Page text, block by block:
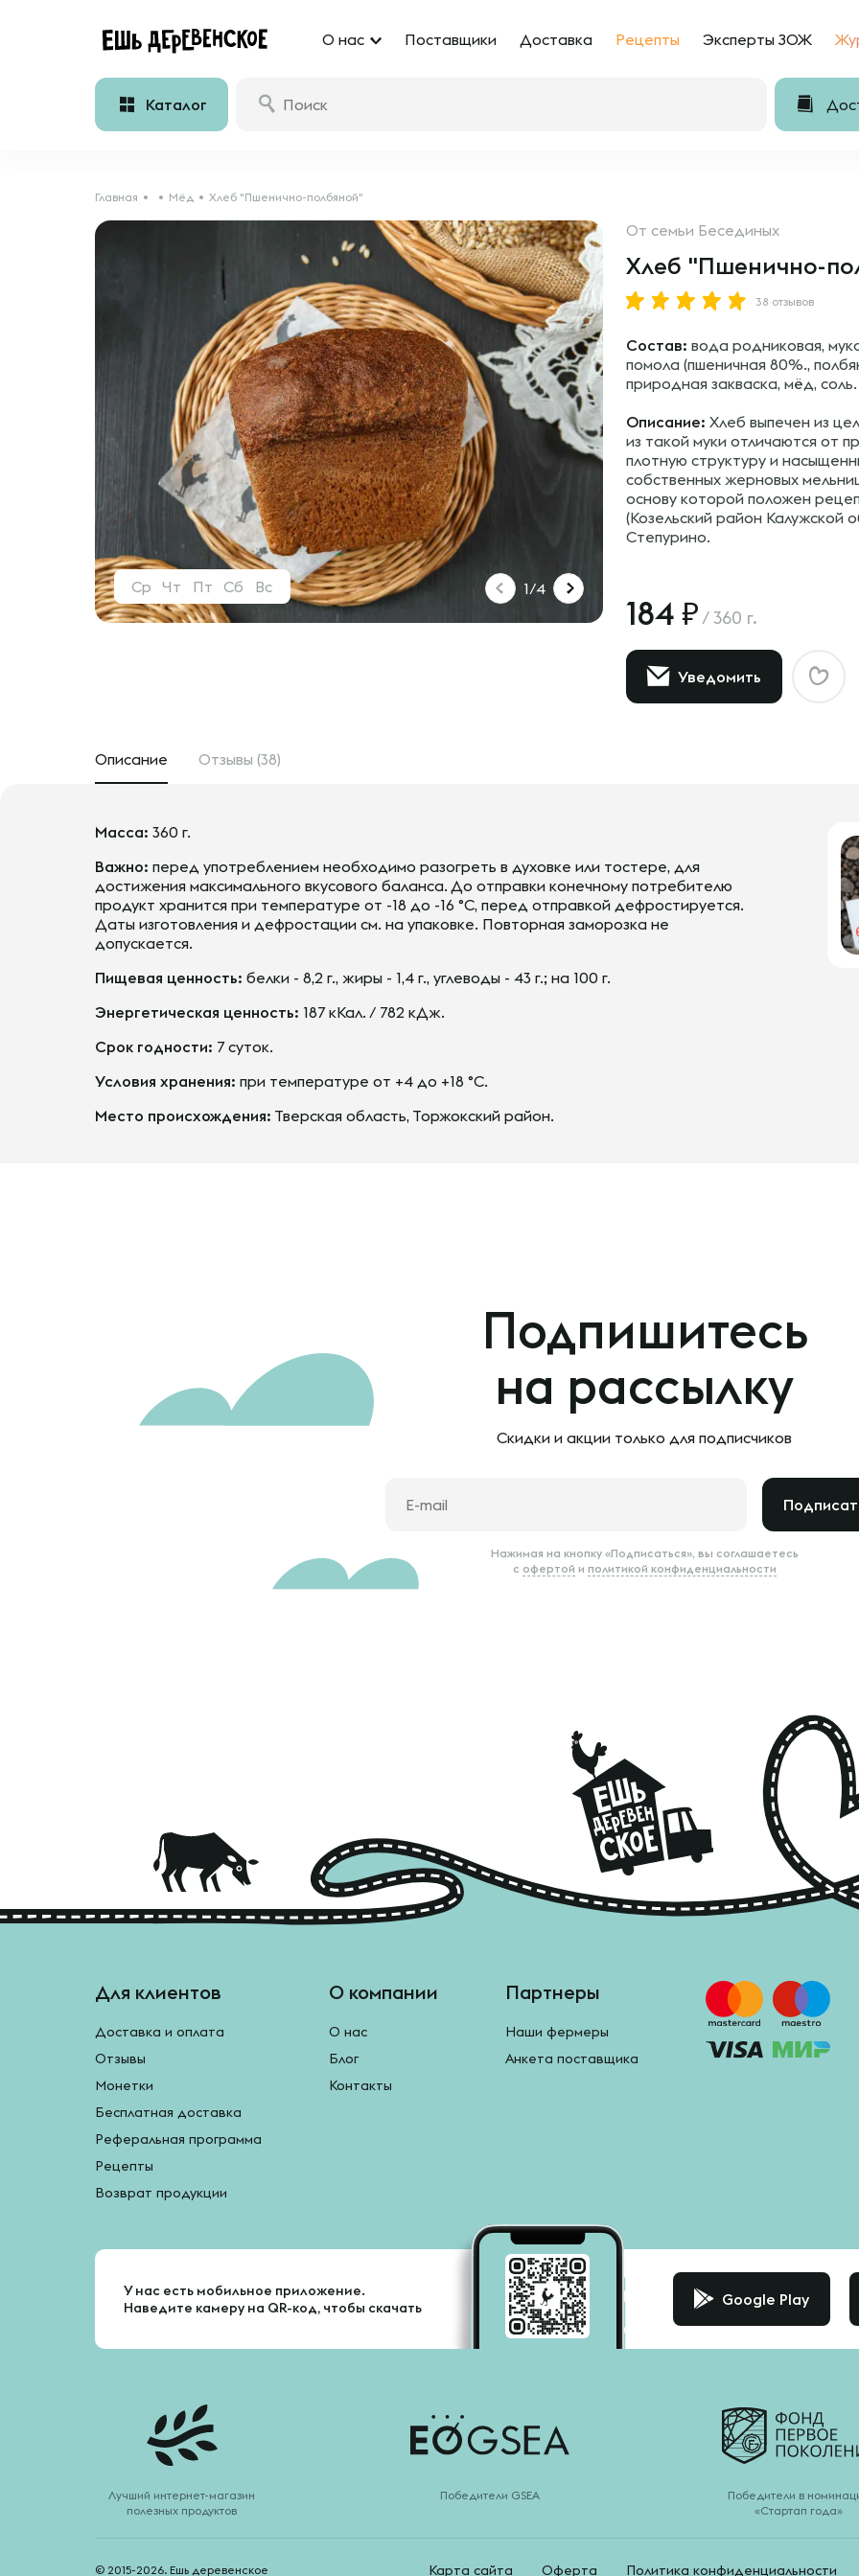
О нас Поставщики Доставка Рецепты Эксперты ЗОЖ
Каталог
Главная Мёд Хлеб "Пшенично-полбяной"
1/4
Ср Чт Пт Сб Вс
От семьи Бесединых
Хлеб "Пшенично-
38 отзывов
Состав: вода родниковая,
помола (пшеничная 80%.,
природная закваска, мёд, соль.
Описание: Хлеб выпечен из
из такой муки отличаются от
плотную структуру и
собственных жерновых
основу которой положен
(Козельский район Калужской
Степурино.
184 / 360 г.
Уведомить
Описание Отзывы (38)
Масса: 360 г.
Важно: перед употреблением необходимо разогреть в духовке или тостере, для
достижения максимального вкусового баланса. До отправки конечному потребителю
продукт хранится при температуре от -18 до -16 °С, перед отправкой дефростируется.
Даты изготовления и дефростации см. на упаковке. Повторная заморозка не
допускается.
Пищевая ценность: белки - 8,2 г., жиры - 1,4 г., углеводы - 43 г.; на 100 г.
Энергетическая ценность: 187 кКал. / 782 кДж.
Срок годности: 7 суток.
Условия хранения: при температуре от +4 до +18 °С.
Место происхождения: Тверская область, Торжокский район.
Подпишитесь
на рассылку
Скидки и акции только для подписчиков
Нажимая на кнопку «Подписаться», вы соглашаетесь
с офертой и политикой конфиденциальности
Для клиентов
Доставка и оплата
Отзывы
Монетки
Бесплатная доставка
Реферальная программа
Рецепты
Возврат продукции
О компании
О нас
Блог
Контакты
Партнеры
Наши фермеры
Анкета поставщика
У нас есть мобильное приложение.
Наведите камеру на QR-код, чтобы скачать
Google Play
Лучший интернет-магазин
полезных продуктов
Победители GSEA
Победители в
«Стартап года»
© 2015-2026. Ешь деревенское Карта сайта Оферта Политика конфиденциальности